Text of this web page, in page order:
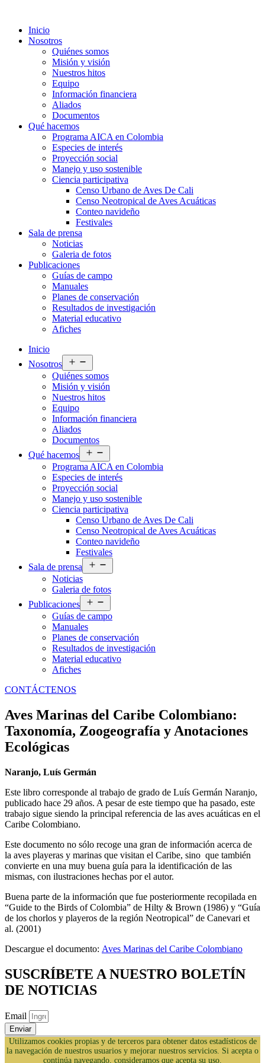
Inicio
Nosotros
Quiénes somos
Misión y visión
Nuestros hitos
Equipo
Información financiera
Aliados
Documentos
Qué hacemos
Programa AICA en Colombia
Especies de interés
Proyección social
Manejo y uso sostenible
Ciencia participativa
Censo Urbano de Aves De Cali
Censo Neotropical de Aves Acuáticas
Conteo navideño
Festivales
Sala de prensa
Noticias
Galeria de fotos
Publicaciones
Guías de campo
Manuales
Planes de conservación
Resultados de investigación
Material educativo
Afiches
Inicio
Nosotros
el
menú
Quiénes somos
Misión y visión
Nuestros hitos
Equipo
Información financiera
Aliados
Documentos
Qué hacemos
el
menú
Programa AICA en Colombia
Especies de interés
Proyección social
Manejo y uso sostenible
Ciencia participativa
Censo Urbano de Aves De Cali
Censo Neotropical de Aves Acuáticas
Conteo navideño
Festivales
Sala de prensa
el
Noticias
Galeria de fotos
Publicaciones
el
menú
Guías de campo
Manuales
Planes de conservación
Resultados de investigación
Material educativo
Afiches
CONTÁCTENOS
Aves Marinas del Caribe Colombiano:
Taxonomía, Zoogeografía y Anotaciones
Ecológicas
Naranjo, Luís Germán
Este libro corresponde al trabajo de grado de Luís Germán Naranjo,
publicado hace 29 años. A pesar de este tiempo que ha pasado, este
trabajo sigue siendo la principal referencia de las aves acuáticas en el
Caribe Colombiano.
Este documento no sólo recoge una gran de información acerca de
la aves playeras y marinas que visitan el Caribe, sino que también
convierte en una muy buena guía para la identificación de las
mismas, con ilustraciones hechas por el autor.
Buena parte de la información que fue posteriormente recopilada en
“Guide to the Birds of Colombia” de Hilty & Brown (1986) y “Guía
de los chorlos y playeros de la región Neotropical” de Canevari et
al. (2001)
Descargue el documento: Aves Marinas del Caribe Colombiano
SUSCRÍBETE A NUESTRO BOLETÍN
DE NOTICIAS
Email
Enviar
Utilizamos cookies propias y de terceros para obtener datos estadísticos de
la navegación de nuestros usuarios y mejorar nuestros servicios. Si acepta o
continúa navegando, consideramos que acepta su uso.